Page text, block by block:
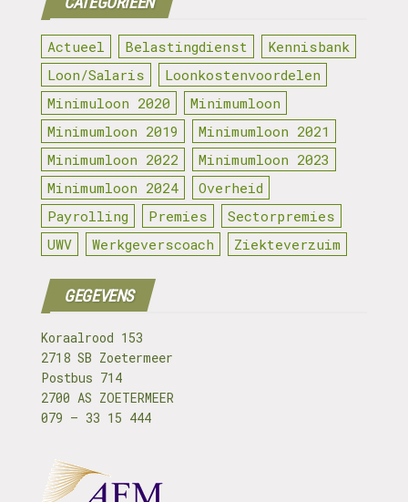
Actueel Belastingdienst
Kennisbank
Loon/Salaris
Loonkostenvoordelen
Minimuloon 2020
Minimumloon
Minimumloon 2019
Minimumloon 2021
Minimumloon 2022
Minimumloon 2023
Minimumloon 2024
Overheid
Payrolling
Premies
Sectorpremies
UWV
Werkgeverscoach Ziekteverzuim
GEGEVENS
Koraalrood 153
2718 SB Zoetermeer
Postbus 714
2700 AS ZOETERMEER
079 – 33 15 444